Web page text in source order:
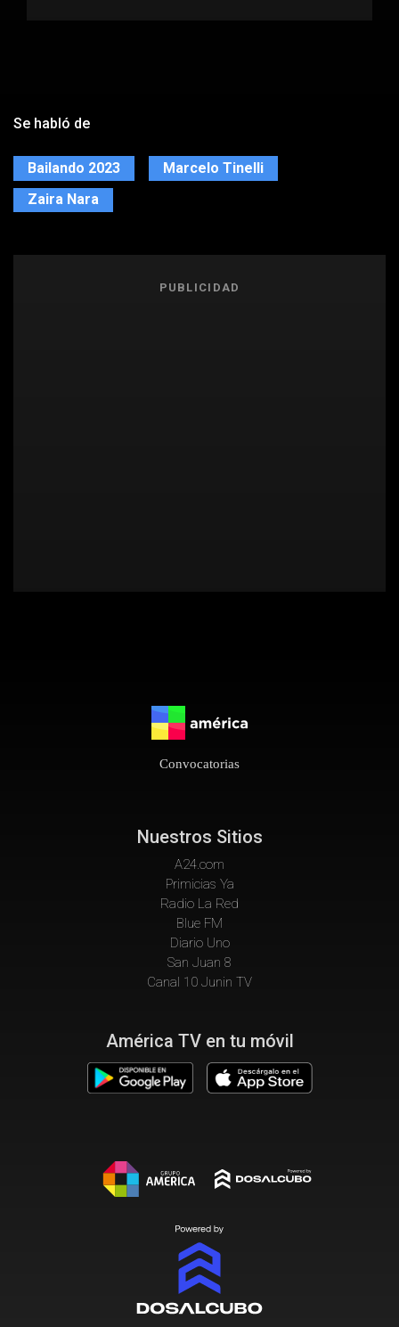
Se habló de
Bailando 2023
Marcelo Tinelli
Zaira Nara
PUBLICIDAD
Convocatorias
Nuestros Sitios
A24.com
Primicias Ya
Radio La Red
Blue FM
Diario Uno
San Juan 8
Canal 10 Junin TV
América TV en tu móvil